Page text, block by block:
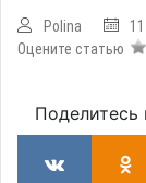
Polina
Оцените статью
Поделитесь